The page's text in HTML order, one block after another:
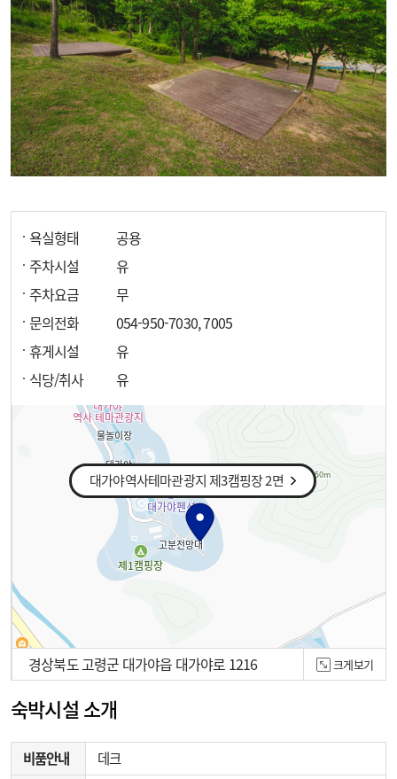
욕실형태
공용
주차시설
유
주차요금
무
문의전화
054-950-7030, 7005
휴게시설
유
식당/취사
유
대가야역사테마관광지 제3캠핑장 2면
100m
경상북도 고령군 대가야읍 대가야로 1216 크게보기
숙박시설 소개
비품안내 데크